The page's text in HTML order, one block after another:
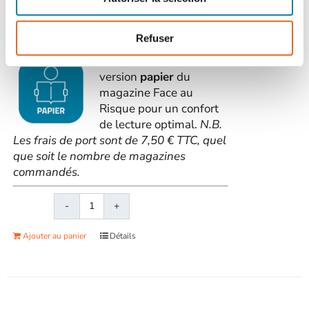
Refuser
y a 20 ans...> Voir le sommaire du n°
Commandez la
version papierdu
magazine Face au
Risque pour un confort
de lecture optimal. N.B.
Les frais de port sont de 7,50 € TTC, quel
que soit le nombre de magazines
commandés.
quantité
de
Face
Ajouter au panier Détails